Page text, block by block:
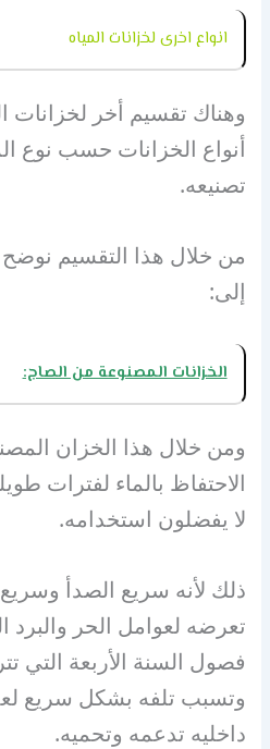
انواع اخرى لخزانات المياه
وهناك تقسيم أخر لخزانات
أنواع الخزانات حسب نوع
تصنيعه.
من خلال هذا التقسيم
إلى:
الخزانات المصنوعة من الصاج:
ومن خلال هذا الخزان
الاحتفاظ بالماء لفترات
لا يفضلون استخدامه.
ذلك لأنه سريع الصدأ
تعرضه لعوامل الحر والبرد
فصول السنة الأربعة التي
وتسبب تلفه بشكل سريع
داخليه تدعمه وتحميه.